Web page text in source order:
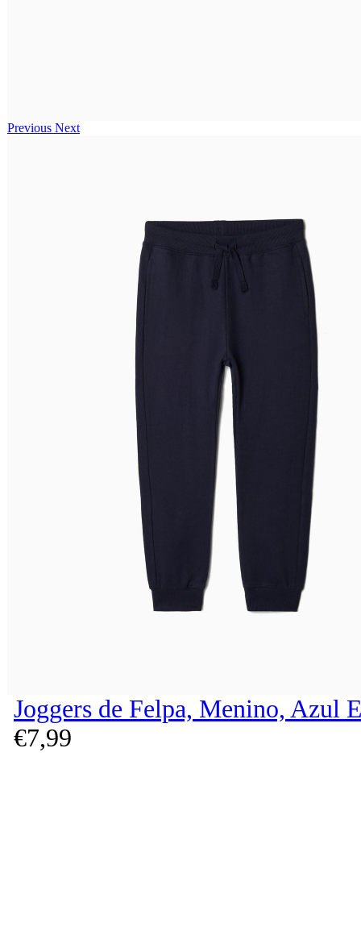
Previous Next
Joggers de Felpa, Menino, Azul
€7,99